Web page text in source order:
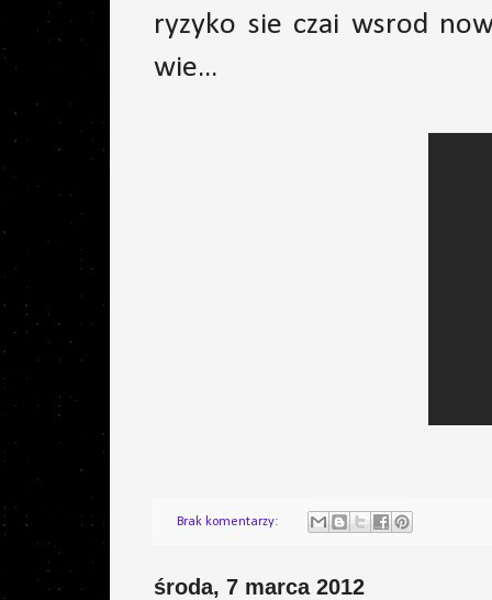
ryzyko sie czai wsrod
wie...
Brak komentarzy:
środa, 7 marca 2012